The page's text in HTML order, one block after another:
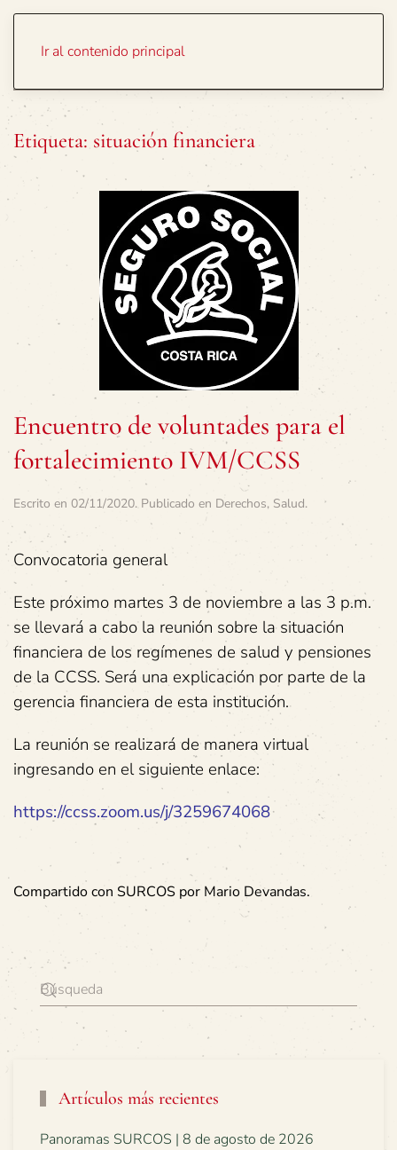
Ir al contenido principal
Etiqueta: situación financiera
Encuentro de voluntades para el
fortalecimiento IVM/CCSS
Escrito en 02/11/2020. Publicado en Derechos, Salud.
Convocatoria general
Este próximo martes 3 de noviembre a las 3 p.m.
se llevará a cabo la reunión sobre la situación
financiera de los regímenes de salud y pensiones
de la CCSS. Será una explicación por parte de la
gerencia financiera de esta institución.
La reunión se realizará de manera virtual
ingresando en el siguiente enlace:
https://ccss.zoom.us/j/3259674068
Compartido con SURCOS por Mario Devandas.
Artículos más recientes
Panoramas SURCOS | 8 de agosto de 2026